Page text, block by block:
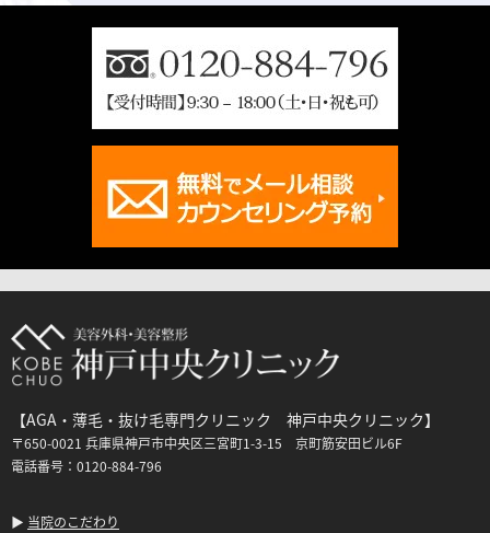
【AGA・薄毛・抜け毛専門クリニック 神戸中央クリニック】
〒650-0021 兵庫県神戸市中央区三宮町1-3-15 京町筋安田ビル6F
電話番号：0120-884-796
▶ 当院のこだわり